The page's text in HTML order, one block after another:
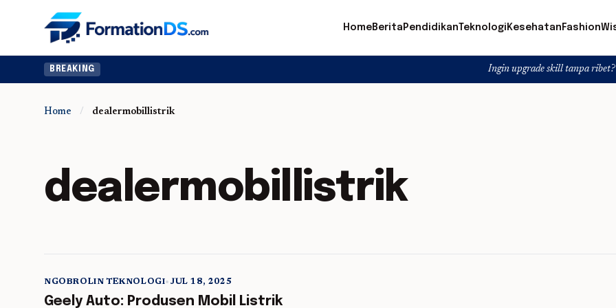
HomeBerita PendidikanTeknologi Kesehatan Fashion
BREAKING Ingin upgrade skill tanpa ribet?
Home / dealermobillistrik
dealermobillistrik
5 min read
NGOBROLIN TEKNOLOGI• JUL 18, 2025
Geely Auto: Produsen Mobil Listrik